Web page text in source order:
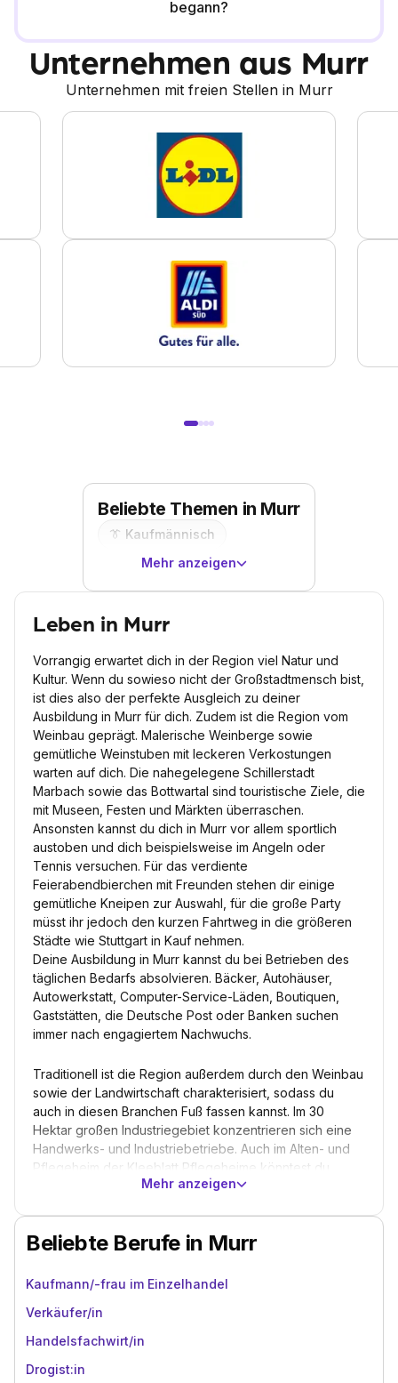
begann?
Unternehmen aus Murr
Unternehmen mit freien Stellen in Murr
Beliebte Themen in Murr
👔 Kaufmännisch
Mehr anzeigen
Leben in Murr
Vorrangig erwartet dich in der Region viel Natur und
Kultur. Wenn du sowieso nicht der Großstadtmensch bist,
ist dies also der perfekte Ausgleich zu deiner
Ausbildung in Murr für dich. Zudem ist die Region vom
Weinbau geprägt. Malerische Weinberge sowie
gemütliche Weinstuben mit leckeren Verkostungen
warten auf dich. Die nahegelegene Schillerstadt
Marbach sowie das Bottwartal sind touristische Ziele, die
mit Museen, Festen und Märkten überraschen.
Ansonsten kannst du dich in Murr vor allem sportlich
austoben und dich beispielsweise im Angeln oder
Tennis versuchen. Für das verdiente
Feierabendbierchen mit Freunden stehen dir einige
gemütliche Kneipen zur Auswahl, für die große Party
müsst ihr jedoch den kurzen Fahrtweg in die größeren
Städte wie Stuttgart in Kauf nehmen.
Deine Ausbildung in Murr kannst du bei Betrieben des
täglichen Bedarfs absolvieren. Bäcker, Autohäuser,
Autowerkstatt, Computer-Service-Läden, Boutiquen,
Gaststätten, die Deutsche Post oder Banken suchen
immer nach engagiertem Nachwuchs.
Traditionell ist die Region außerdem durch den Weinbau
sowie der Landwirtschaft charakterisiert, sodass du
auch in diesen Branchen Fuß fassen kannst. Im 30
Hektar großen Industriegebiet konzentrieren sich eine
Handwerks- und Industriebetriebe. Auch im Alten- und
Pflegeheim der Kleeblatt Pflegeheime könntest du
deine Traumausbildung finden. Ein etwas größerer
Bereich Fachkraft im Gastgewerbe für
Murr fündig werden, bieten auch die kleineren Städte im
Stuttgart liegt nur rund 50 Minuten S-Bahn-Fahrt entfernt.
Mehr anzeigen
Beliebte Berufe in Murr
Kaufmann/-frau im Einzelhandel
Verkäufer/in
Handelsfachwirt/in
Drogist:in